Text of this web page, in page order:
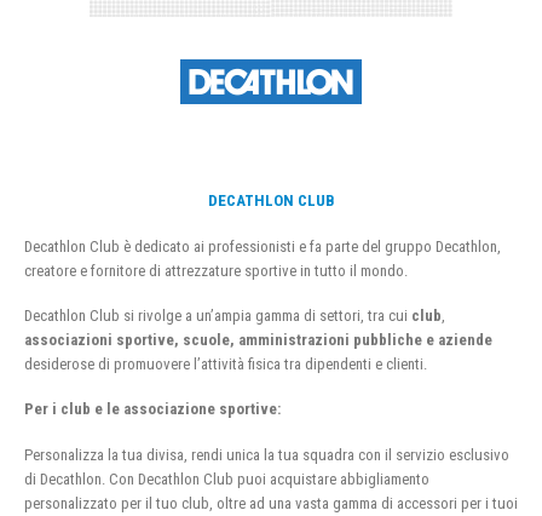
DECATHLON CLUB
Decathlon Club è dedicato ai professionisti e fa parte del gruppo Decathlon,
creatore e fornitore di attrezzature sportive in tutto il mondo.
Decathlon Club si rivolge a un’ampia gamma di settori, tra cui club
associazioni sportive, scuole, amministrazioni pubbliche e aziende
desiderose di promuovere l’attività fisica tra dipendenti e clienti.
Per i club e le associazione sportive:
Personalizza la tua divisa, rendi unica la tua squadra con il servizio esclusivo
di Decathlon. Con Decathlon Club puoi acquistare abbigliamento
personalizzato per il tuo club, oltre ad una vasta gamma di accessori per i tuoi